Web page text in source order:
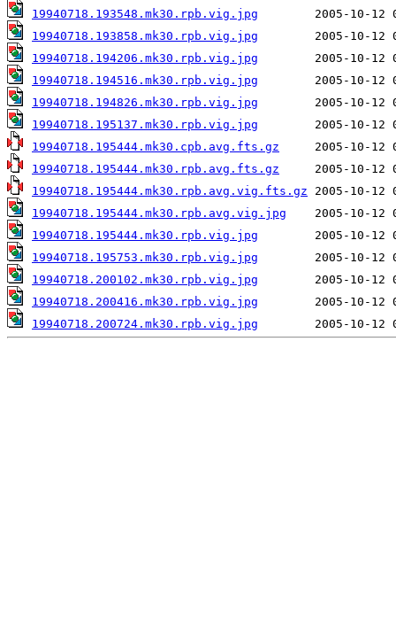
19940718.193548.mk30.rpb.vig.jpg
19940718.193858.mk30.rpb.vig.jpg
19940718.194206.mk30.rpb.vig.jpg
19940718.194516.mk30.rpb.vig.jpg
19940718.194826.mk30.rpb.vig.jpg
19940718.195137.mk30.rpb.vig.jpg
19940718.195444.mk30.cpb.avg.fts.gz
19940718.195444.mk30.rpb.avg.fts.gz
19940718.195444.mk30.rpb.avg.vig.fts.gz
19940718.195444.mk30.rpb.avg.vig.jpg
19940718.195444.mk30.rpb.vig.jpg
19940718.195753.mk30.rpb.vig.jpg
19940718.200102.mk30.rpb.vig.jpg
19940718.200416.mk30.rpb.vig.jpg
19940718.200724.mk30.rpb.vig.jpg